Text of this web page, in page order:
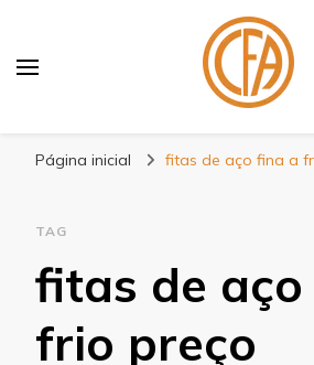
Página inicial fitas de aço fina a
TAG
fitas de
frio preço